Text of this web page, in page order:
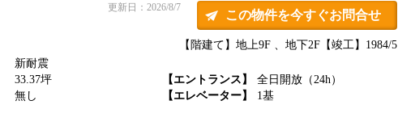
更新日：2026/8/7
この物件を今すぐお問合せ
【竣工】1984/5
【階建て】地上9F 、地下2F
新耐震
33.37坪 【エントランス】
全日開放（24h）
無し 【エレベーター】 1基